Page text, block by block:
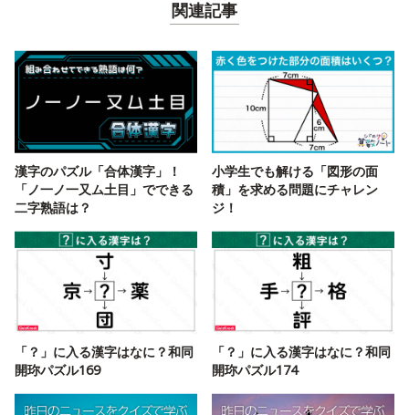
関連記事
漢字のパズル「合体漢字」！
「ノ一ノ一又ム土目」でできる
二字熟語は？
小学生でも解ける「図形の面
積」を求める問題にチャレン
ジ！
「？」に入る漢字はなに？和同
開珎パズル169
「？」に入る漢字はなに？和同
開珎パズル174